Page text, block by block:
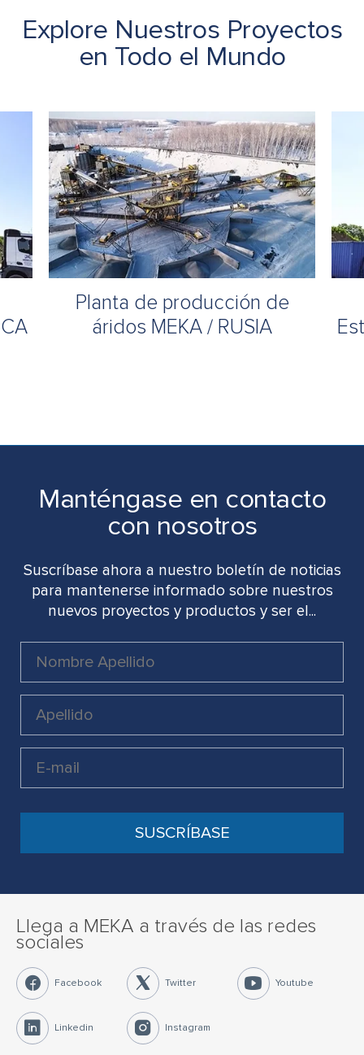
Explore Nuestros Proyectos
en Todo el Mundo
Planta de producción de
áridos MEKA / RUSIA
Manténgase en contacto
con nosotros
Suscríbase ahora a nuestro boletín de noticias
para mantenerse informado sobre nuestros
nuevos proyectos y productos y ser el...
Llega a MEKA a través de las redes
sociales
Facebook Twitter Youtube
Linkedin Instagram